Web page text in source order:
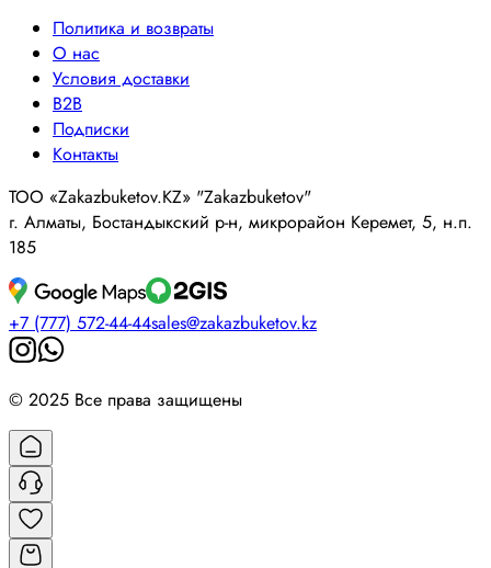
Политика и возвраты
О нас
Условия доставки
B2B
Подписки
Контакты
ТОО «Zakazbuketov.KZ» "Zakazbuketov"
г. Алматы, Бостандыкский р-н, микрорайон Керемет, 5, н.п.
185
+7 (777) 572-44-44sales@zakazbuketov.kz
© 2025 Все права защищены